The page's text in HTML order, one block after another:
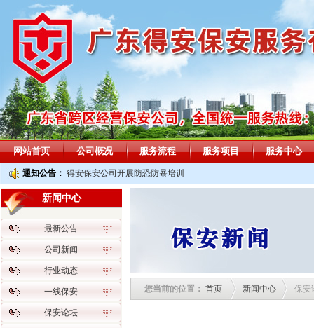
网站首页 公司概况 服务流程 服务项目 服务中心
通知公告： 得安保安公司开展防恐防暴培训
您当前的位置： 首页 新闻中心 保安
新闻中心
最新公告
公司新闻
行业动态
一线保安
保安论坛